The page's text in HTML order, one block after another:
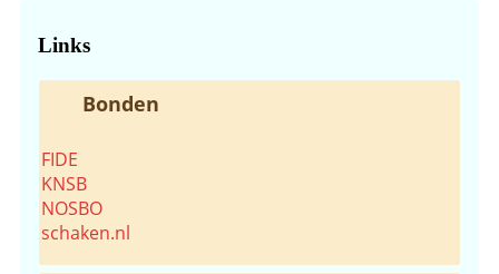
Links
Bonden
FIDE
KNSB
NOSBO
schaken.nl